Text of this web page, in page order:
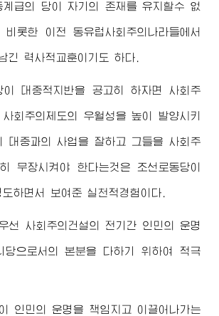
급의 당이 자기의 존재를 유지할수 없
비롯한 이전 동유럽사회주의나라들에서
긴 력사적교훈이기도 하다.
이 대중적지반을 공고히 하자면 사회주
회주의제도의 우월성을 높이 발양시키
대중과의 사업을 잘하고 그들을 사회주
무장시켜야 한다는것은 조선로동당이
하면서 보여준 실천적경험이다.
선 사회주의건설의 전기간 인민의 운명
당으로서의 본분을 다하기 위하여 적극
인민의 운명을 책임지고 이끌어나가는